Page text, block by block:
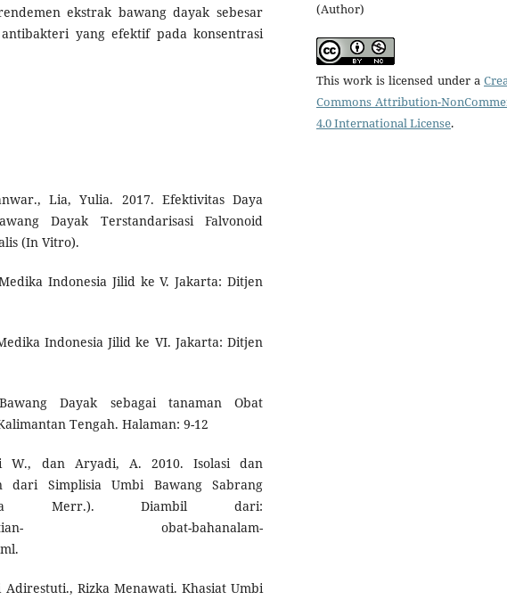
ekstrak bawang dayak sebesar
yang efektif pada konsentrasi
Lia, Yulia. 2017. Efektivitas Daya
Dayak Terstandarisasi Falvonoid
(In Vitro).
Indonesia Jilid ke V. Jakarta: Ditjen
Indonesia Jilid ke VI. Jakarta: Ditjen
Dayak sebagai tanaman Obat
Tengah. Halaman: 9-12
W., dan Aryadi, A. 2010. Isolasi dan
dari Simplisia Umbi Bawang Sabrang
Merr.). Diambil dari:
penelitian- obat-bahanalam-
Rizka Menawati. Khasiat Umbi
(Author)
This work is licensed under a
Commons Attribution-
4.0 International License.